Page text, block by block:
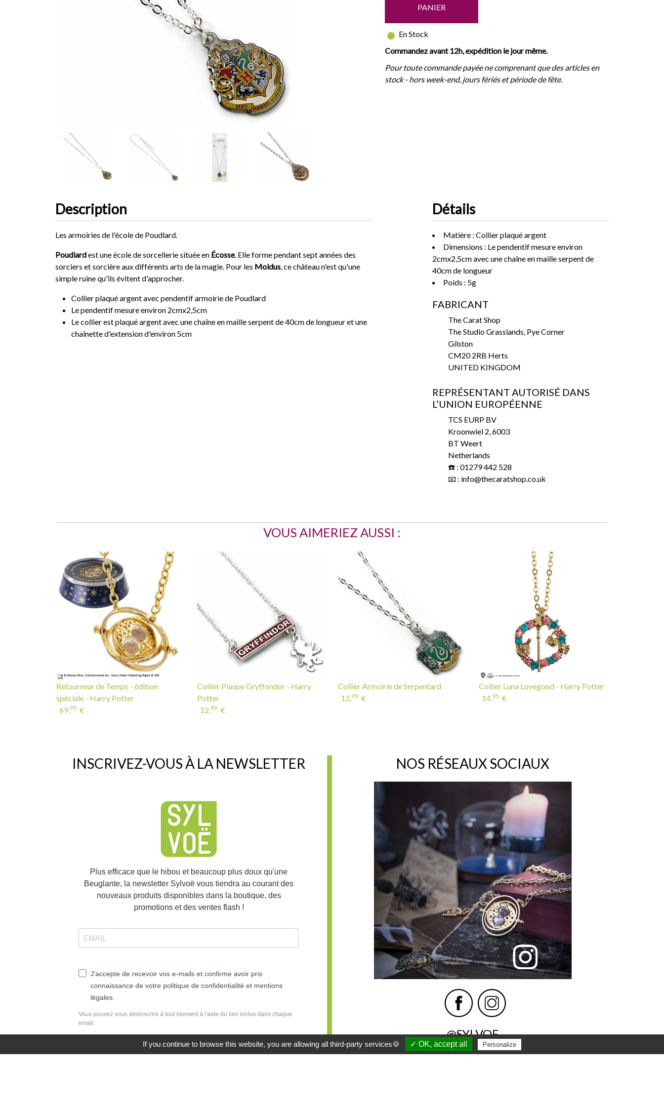
PANIER
En Stock
Commandez avant 12h, expédition le jour même.
Pour toute commande payée ne comprenant que des articles en
stock - hors week-end, jours fériés et période de fête.
Description
Les armoiries de l'école de Poudlard.
Poudlardest une école de sorcellerie située en Écosse. Elle forme pendant sept années des
sorciers et sorcière aux différents arts de la magie. Pour les Moldus, ce château n'est qu'une
simple ruine qu'ils évitent d'approcher.
Collier plaqué argent avec pendentif armoirie de Poudlard
Le pendentif mesure environ 2cmx2,5cm
Le collier est plaqué argent avec une chaîne en maille serpent de 40cm de longueur et une
chaînette d'extension d'environ 5cm
Détails
Matière : Collier plaqué argent
Dimensions : Le pendentif mesure environ
2cmx2,5cm avec une chaîne en maille serpent de
40cm de longueur
Poids : 5g
FABRICANT
The Carat Shop
The Studio Grasslands, Pye Corner
Gilston
CM20 2RB Herts
UNITED KINGDOM
REPRÉSENTANT AUTORISÉ DANS
L’UNION EUROPÉENNE
TCS EURP BV
Kroonwiel 2, 6003
BT Weert
Netherlands
☎️ : 01279 442 528
📧 : info@thecaratshop.co.uk
VOUS AIMERIEZ AUSSI :
Retourneur de Temps - édition
spéciale - Harry Potter
69,95 €
Collier Plaque Gryffondor - Harry
Potter
12,99 €
Collier Armoirie de Serpentard
12,99 €
Collier Luna Lovegood - Harry Potter
14,95 €
INSCRIVEZ-VOUS À LA NEWSLETTER
Plus efficace que le hibou et beaucoup plus doux qu'une
Beuglante, la newsletter Sylvoë vous tiendra au courant des
nouveaux produits disponibles dans la boutique, des
promotions et des ventes flash !
J'accepte de recevoir vos e-mails et confirme avoir pris
connaissance de votre politique de confidentialité et mentions
légales.
Vous pouvez vous désinscrire à tout moment à l'aide du lien inclus dans chaque
email.
S'INSCRIRE
NOS RÉSEAUX SOCIAUX
@SYLVOE
If you continue to browse this website, you are allowing all third-party services🍪 ✓ OK, accept all Personalize